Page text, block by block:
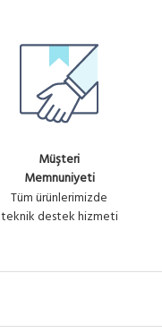
Müşteri
Memnuniyeti
Tüm ürünlerimizde
teknik destek hizmeti